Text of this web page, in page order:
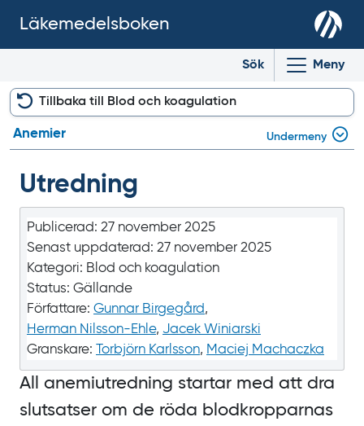
Läkemedelsboken
Sök Meny
Utredning
Publicerad: 27 november 2025
Senast uppdaterad: 27 november 2025
Kategori: Blod och koagulation
Status: Gällande
Författare: Gunnar Birgegård,
Herman Nilsson-Ehle, Jacek Winiarski
Granskare: Torbjörn Karlsson, Maciej Machaczka
All anemiutredning startar med att dra
slutsatser om de röda blodkropparnas
Tillbaka till Blod och koagulation
Anemier Undermeny